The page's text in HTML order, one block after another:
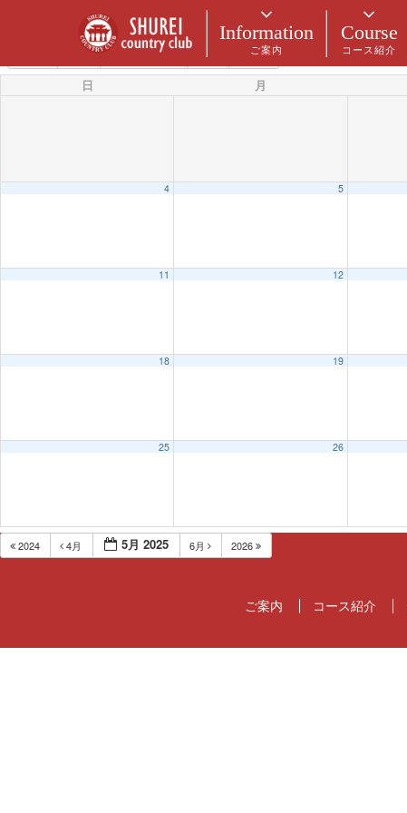
Information
ご案内
Course
コース紹介
カテゴリー
5月 2025 6月 2026
日 月
4 5
11 12
18 19
25 26
2024 4月 5月 2025 6月 2026
ご案内 コース紹介